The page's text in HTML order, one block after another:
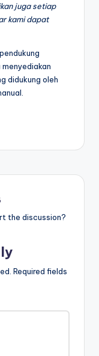
juga setiap
kami dapat
didukung oleh
the discussion?
Required fields